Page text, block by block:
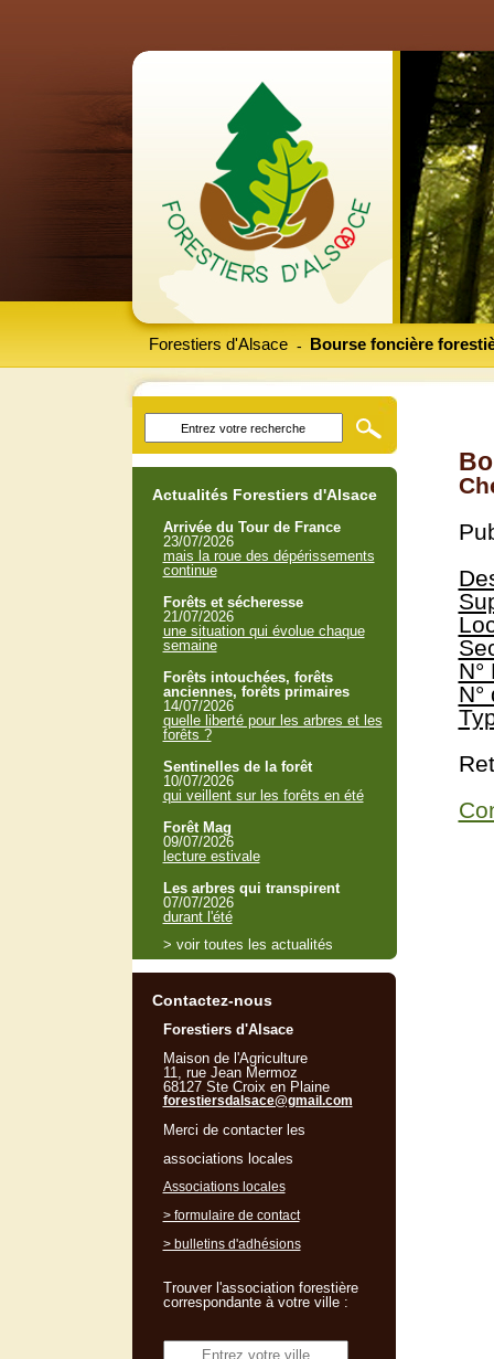
Forestiers d'Alsace Bourse foncière
-
N°
N°
Actualités Forestiers d'Alsace
Arrivée du Tour de France
23/07/2026
mais la roue des dépérissements
continue
Forêts et sécheresse
21/07/2026
une situation qui évolue chaque
semaine
Forêts intouchées, forêts
anciennes, forêts primaires
14/07/2026
quelle liberté pour les arbres et les
forêts ?
Sentinelles de la forêt
10/07/2026
qui veillent sur les forêts en été
Forêt Mag
09/07/2026
lecture estivale
Les arbres qui transpirent
07/07/2026
durant l'été
> voir toutes les actualités
Contactez-nous
Forestiers d'Alsace
Maison de l'Agriculture
11, rue Jean Mermoz
68127 Ste Croix en Plaine
forestiersdalsace@gmail.com
Merci de contacter les
associations locales
Associations locales
> formulaire de contact
> bulletins d'adhésions
Trouver l'association forestière
correspondante à votre ville :